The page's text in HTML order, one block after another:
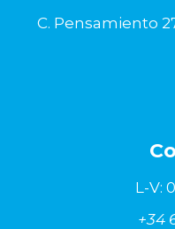
C. Pensamiento
L-V:
+34